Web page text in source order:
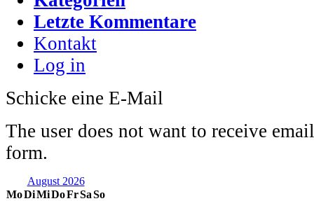
Letzte Kommentare
Kontakt
Log in
Schicke eine E-Mail
The user does not want to receive
form.
August 2026
MoDiMiDoFrSaSo